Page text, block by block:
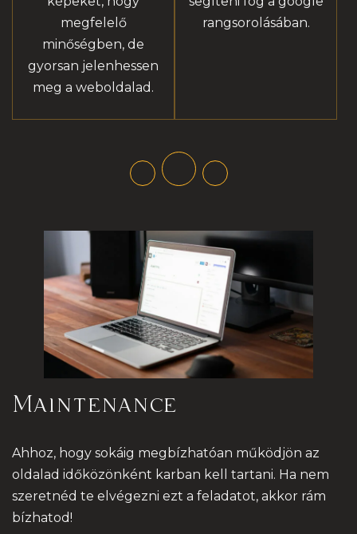
megfelelő
minőségben, de
gyorsan jelenhessen
meg a weboldalad.
rangsorolásában.
Maintenance
Ahhoz, hogy sokáig megbízhatóan működjön az
oldalad időközönként karban kell tartani. Ha nem
szeretnéd te elvégezni ezt a feladatot, akkor rám
bízhatod!